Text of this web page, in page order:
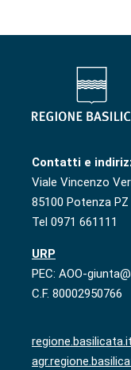
Contatti e
Viale Vincenzo
85100 Potenza PZ
Tel 0971 661111
URP
PEC: AOO-
C.F. 80002950766
regione.basilicata.it